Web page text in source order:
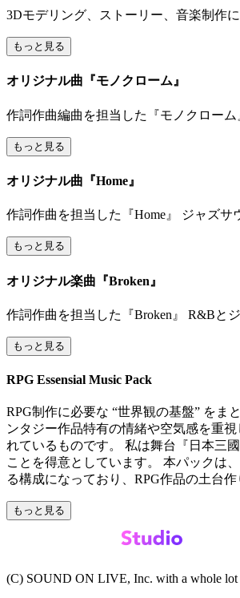
3Dモデリング、ストーリー、音楽制作
もっと見る
オリジナル曲『モノクローム』
作詞作曲編曲を担当した『モノクロー
もっと見る
オリジナル曲『Home』
作詞作曲を担当した『Home』 ジャズ
もっと見る
オリジナル楽曲『Broken』
作詞作曲を担当した『Broken』 R&Bと
もっと見る
RPG Essensial Music Pack
RPG制作に必要な “世界観の基盤” をま
ンタジー作品特有の情緒や空気感を重
れているものです。 私は舞台『日本三
ことを得意としています。 本パックは
る構成になっており、RPG作品の土台
もっと見る
(C) SOUND ON LIVE, Inc. with a whole